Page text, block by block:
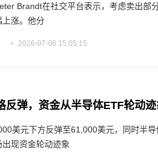
Brandt在社交平台表示，考虑卖出部
上涨。他分
2026-07-06 15:05:15
美元下方反弹至61,000美元，同时半
现资金轮动迹象